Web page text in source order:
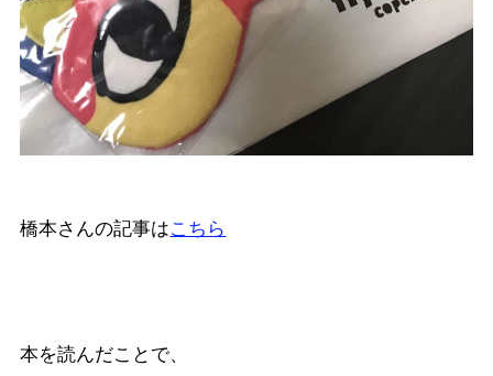
橋本さんの記事はこちら
本を読んだことで、